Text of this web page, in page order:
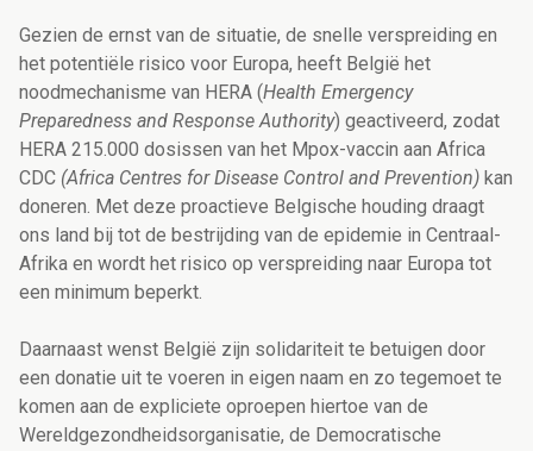
Gezien de ernst van de situatie, de snelle verspreiding en
het potentiële risico voor Europa, heeft België het
noodmechanisme van HERA (Health Emergency
Preparedness and Response Authority) geactiveerd, zodat
HERA 215.000 dosissen van het Mpox-vaccin aan Africa
CDC (Africa Centres for Disease Control and Prevention) kan
doneren. Met deze proactieve Belgische houding draagt
ons land bij tot de bestrijding van de epidemie in Centraal-
Afrika en wordt het risico op verspreiding naar Europa tot
een minimum beperkt.
Daarnaast wenst België zijn solidariteit te betuigen door
een donatie uit te voeren in eigen naam en zo tegemoet te
komen aan de expliciete oproepen hiertoe van de
Wereldgezondheidsorganisatie, de Democratische